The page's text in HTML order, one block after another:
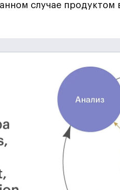
случае продуктом